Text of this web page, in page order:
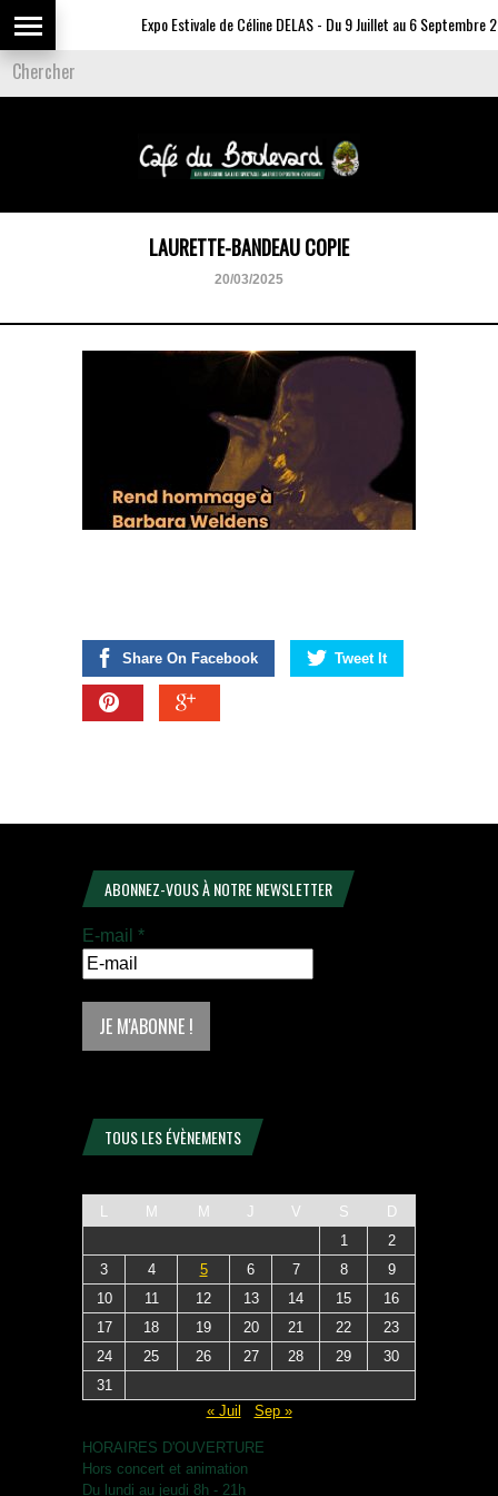
Expo Estivale de Céline DELAS - Du 9 Juillet au 6 Septembre
LAURETTE-BANDEAU COPIE
20/03/2025
Share On Facebook Tweet It
ABONNEZ-VOUS À NOTRE NEWSLETTER
E-mail *
TOUS LES ÉVÈNEMENTS
L M M J V S
D
1
2
3
4 5 6 7 8
9
10
11 12 13 14 15
16
17
18 19 20 21 22
23
24
25 26 27 28 29
30
31
« Juil
Sep »
HORAIRES D'OUVERTURE
Hors concert et animation
Du lundi au jeudi 8h - 21h